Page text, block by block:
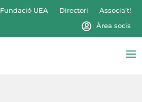
Fundació UEA Directori
Associa’t!
Àrea socis